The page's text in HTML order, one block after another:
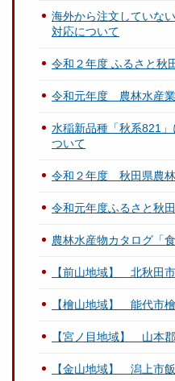
海外から注文していな
対応について
令和２年度 ふるさと秋
令和元年度 農林水産
水稲新品種「秋系821
ついて
令和２年度 秋田県農
令和元年度ふるさと秋
農林水産物カタログ「
【前山地域】 北秋田
【檜山地域】 能代市
【宮ノ目地域】 山本
【金山地域】 潟上市